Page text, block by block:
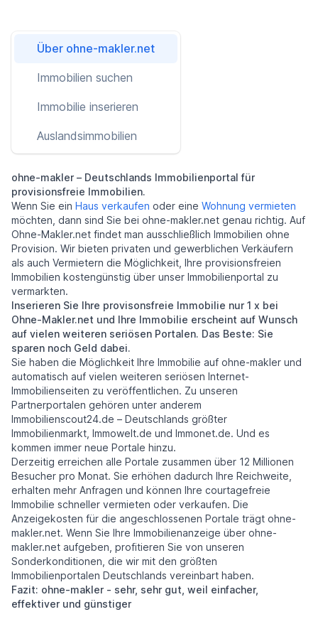
Über ohne-makler.net
Immobilien suchen
Immobilie inserieren
Auslandsimmobilien
ohne-makler – Deutschlands Immobilienportal für
provisionsfreie Immobilien.
Wenn Sie ein Haus verkaufen oder eine Wohnung vermieten
möchten, dann sind Sie bei ohne-makler.net genau richtig. Auf
Ohne-Makler.net findet man ausschließlich Immobilien ohne
Provision. Wir bieten privaten und gewerblichen Verkäufern
als auch Vermietern die Möglichkeit, Ihre provisionsfreien
Immobilien kostengünstig über unser Immobilienportal zu
vermarkten.
Inserieren Sie Ihre provisonsfreie Immobilie nur 1 x bei
Ohne-Makler.net und Ihre Immobilie erscheint auf Wunsch
auf vielen weiteren seriösen Portalen. Das Beste: Sie
sparen noch Geld dabei.
Sie haben die Möglichkeit Ihre Immobilie auf ohne-makler und
automatisch auf vielen weiteren seriösen Internet-
Immobilienseiten zu veröffentlichen. Zu unseren
Partnerportalen gehören unter anderem
Immobilienscout24.de – Deutschlands größter
Immobilienmarkt, Immowelt.de und Immonet.de. Und es
kommen immer neue Portale hinzu.
Derzeitig erreichen alle Portale zusammen über 12 Millionen
Besucher pro Monat. Sie erhöhen dadurch Ihre Reichweite,
erhalten mehr Anfragen und können Ihre courtagefreie
Immobilie schneller vermieten oder verkaufen. Die
Anzeigekosten für die angeschlossenen Portale trägt ohne-
makler.net. Wenn Sie Ihre Immobilienanzeige über ohne-
makler.net aufgeben, profitieren Sie von unseren
Sonderkonditionen, die wir mit den größten
Immobilienportalen Deutschlands vereinbart haben.
Fazit: ohne-makler - sehr, sehr gut, weil einfacher,
effektiver und günstiger